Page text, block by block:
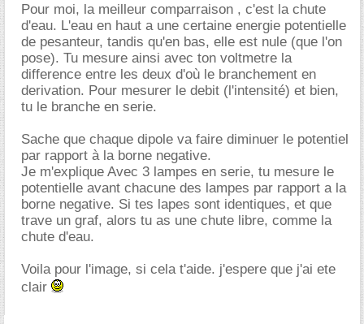
Pour moi, la meilleur comparraison , c'est la chute
d'eau. L'eau en haut a une certaine energie potentielle
de pesanteur, tandis qu'en bas, elle est nule (que l'on
pose). Tu mesure ainsi avec ton voltmetre la
difference entre les deux d'où le branchement en
derivation. Pour mesurer le debit (l'intensité) et bien,
tu le branche en serie.
Sache que chaque dipole va faire diminuer le potentiel
par rapport à la borne negative.
Je m'explique Avec 3 lampes en serie, tu mesure le
potentielle avant chacune des lampes par rapport a la
borne negative. Si tes lapes sont identiques, et que
trave un graf, alors tu as une chute libre, comme la
chute d'eau.
Voila pour l'image, si cela t'aide. j'espere que j'ai ete
clair